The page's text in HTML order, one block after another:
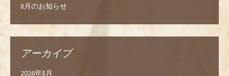
8月のお知らせ
アーカイブ
2026年8月